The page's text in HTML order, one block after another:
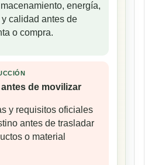
energía,
calidad antes de
o compra.
de movilizar
y requisitos oficiales
antes de trasladar
o material